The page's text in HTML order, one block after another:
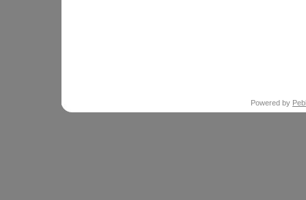
Powered by